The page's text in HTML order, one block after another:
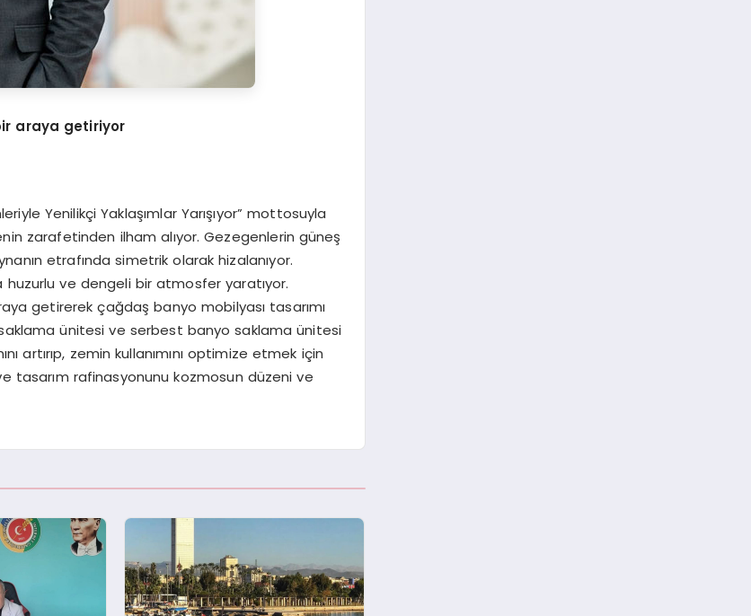
araya getiriyor
Yenilikçi Yaklaşımlar Yarışıyor” mottosuyla
zarafetinden ilham alıyor. Gezegenlerin güneş
etrafında simetrik olarak hizalanıyor.
ve dengeli bir atmosfer yaratıyor.
getirerek çağdaş banyo mobilyası tasarımı
ünitesi ve serbest banyo saklama ünitesi
artırıp, zemin kullanımını optimize etmek için
tasarım rafinasyonunu kozmosun düzeni ve